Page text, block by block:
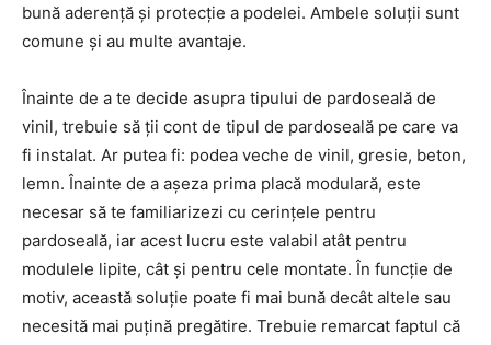
bună aderență și protecție a podelei. Ambele soluții sunt
comune și au multe avantaje.
Înainte de a te decide asupra tipului de pardoseală de
vinil, trebuie să ții cont de tipul de pardoseală pe care va
fi instalat. Ar putea fi: podea veche de vinil, gresie, beton,
lemn. Înainte de a așeza prima placă modulară, este
necesar să te familiarizezi cu cerințele pentru
pardoseală, iar acest lucru este valabil atât pentru
modulele lipite, cât și pentru cele montate. În funcție de
motiv, această soluție poate fi mai bună decât altele sau
necesită mai puțină pregătire. Trebuie remarcat faptul că